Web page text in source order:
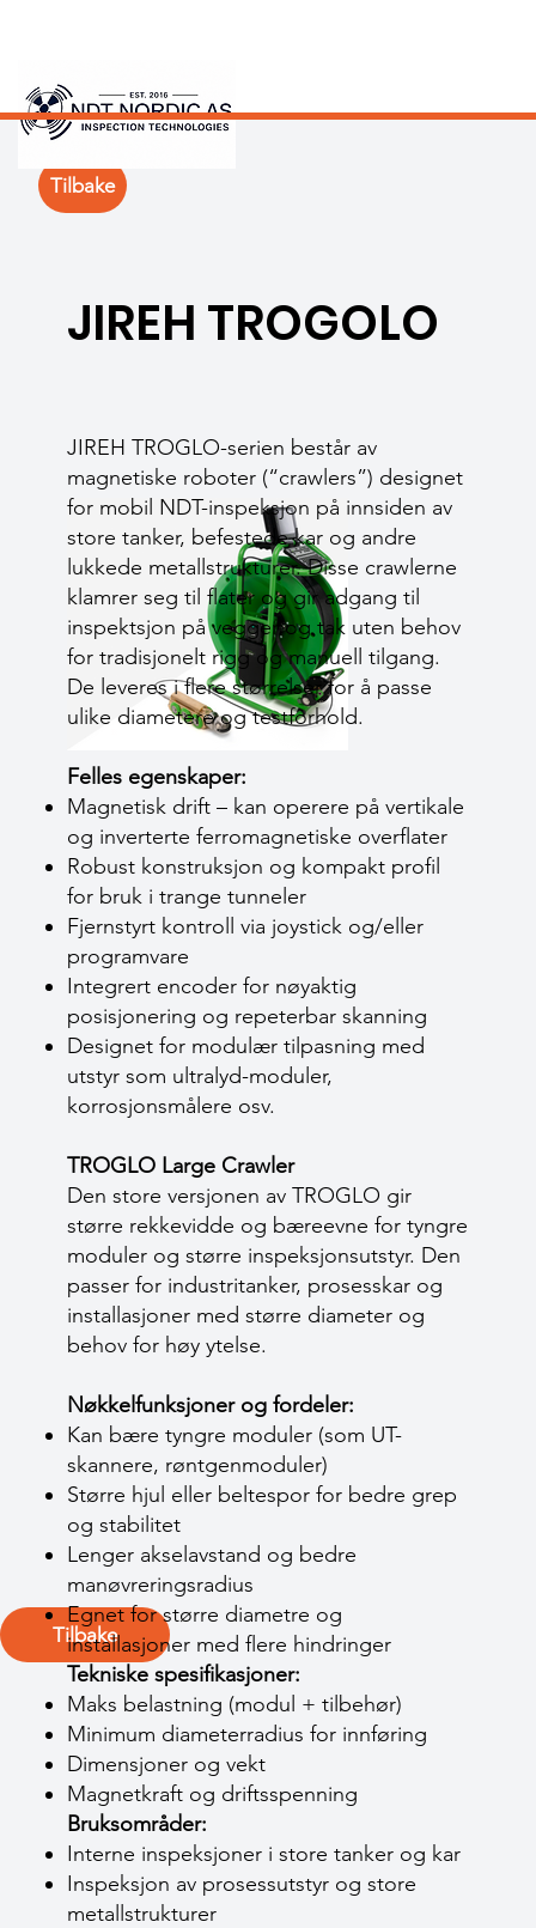
Tilbake
JIREH TROGOLO
JIREH TROGLO-serien består av
magnetiske roboter (“crawlers”) designet
for mobil NDT-inspeksjon på innsiden av
store tanker, befestede kar og andre
lukkede metallstrukturer. Disse crawlerne
klamrer seg til flater og gir adgang til
inspektsjon på vegger og tak uten behov
for tradisjonelt rigg og manuell tilgang.
De leveres i flere størrelser for å passe
ulike diametere og testforhold.
Felles egenskaper:
Magnetisk drift – kan operere på vertikale
og inverterte ferromagnetiske overflater
Robust konstruksjon og kompakt profil
for bruk i trange tunneler
Fjernstyrt kontroll via joystick og/eller
programvare
Integrert encoder for nøyaktig
posisjonering og repeterbar skanning
Designet for modulær tilpasning med
utstyr som ultralyd-moduler,
korrosjonsmålere osv.
TROGLO Large Crawler
Den store versjonen av TROGLO gir
større rekkevidde og bæreevne for tyngre
moduler og større inspeksjonsutstyr. Den
passer for industritanker, prosesskar og
installasjoner med større diameter og
behov for høy ytelse.
Nøkkelfunksjoner og fordeler:
Kan bære tyngre moduler (som UT-
skannere, røntgenmoduler)
Større hjul eller beltespor for bedre grep
og stabilitet
Lenger akselavstand og bedre
manøvreringsradius
Egnet for større diametre og
installasjoner med flere hindringer
Tekniske spesifikasjoner:
Maks belastning (modul + tilbehør)
Minimum diameterradius for innføring
Dimensjoner og vekt
Magnetkraft og driftsspenning
Bruksområder:
Interne inspeksjoner i store tanker og kar
Inspeksjon av prosessutstyr og store
metallstrukturer
Tilbake